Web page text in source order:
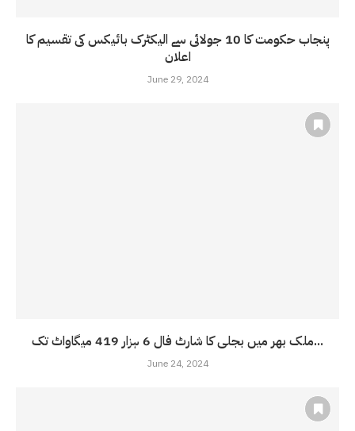
پنجاب حکومت کا 10 جولائی سے الیکٹرک بائیکس کی تقسیم کا
اعلان
June 29, 2024
ملک بھر میں بجلی کا شارٹ فال 6 ہزار 419 میگاواٹ تک...
June 24, 2024